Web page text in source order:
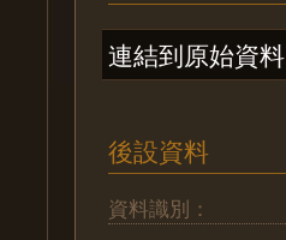
連結到原始資料
後設資料
資料識別：